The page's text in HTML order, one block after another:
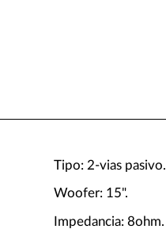
Tipo: 2-vias pasivo.
Woofer: 15".
Impedancia: 8ohm.